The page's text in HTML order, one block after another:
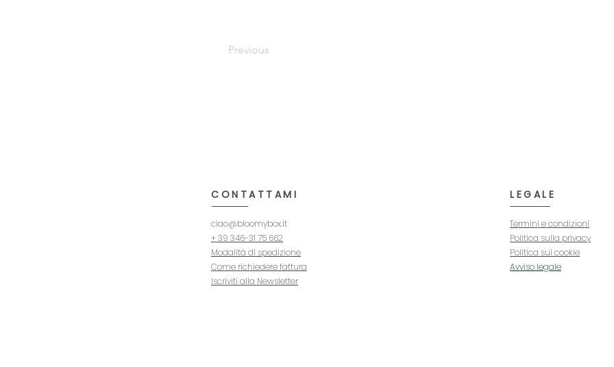
Previous
CONTATTAMI
ciao@bloomybox.it
+ 39 346-31 75 662
Modalità di spedizione
Come richiedere fattura
Iscriviti alla Newsletter
LEGALE
Termini e condizioni
Politica sulla privacy
Politica sui cookie
Avviso legale